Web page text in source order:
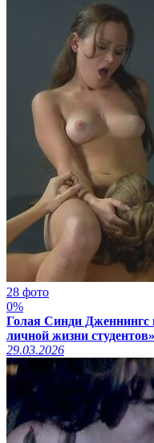
28 фото
0%
Голая Синди Дженнингс
личной жизни
29.03.2026